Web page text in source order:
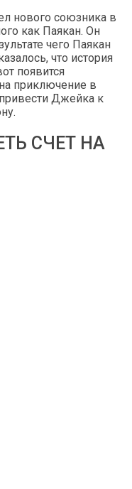
нового союзника в
как Паякан. Он
чего Паякан
что история
появится
приключение в
Джейка к
СЧЕТ НА